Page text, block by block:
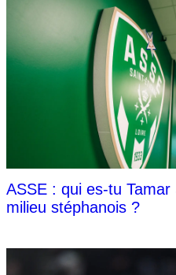
ASSE : qui es-tu
milieu stéphanois ?